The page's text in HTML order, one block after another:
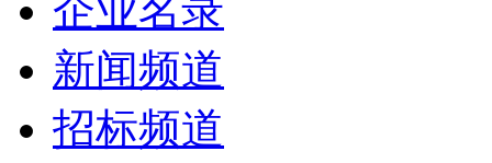
企业名录
新闻频道
招标频道